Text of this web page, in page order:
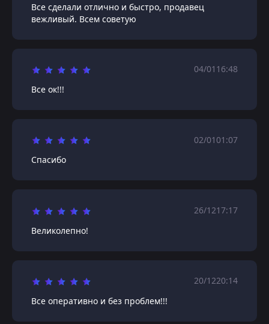
Все сделали отлично и быстро, продавец
вежливый. Всем советую
04/01 16:48
Все ок!!!
02/0101:07
Спасибо
26/1217:17
Великолепно!
20/1220:14
Все оперативно и без проблем!!!